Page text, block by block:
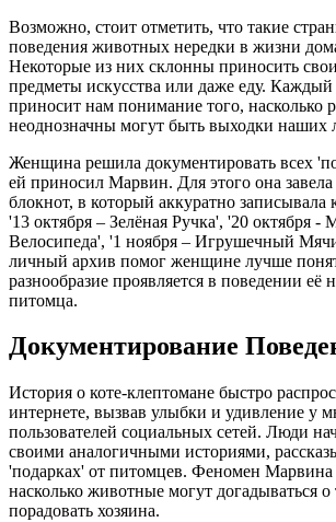
Возможно, стоит отметить, что такие
поведения животных нередки в жизни
Некоторые из них склонны приносить
предметы искусства или даже еду.
приносит нам понимание того, насколько
неоднозначны могут быть выходки наших
Женщина решила документировать всех
ей приносил Марвин. Для этого она
блокнот, в который аккуратно записывала
'13 октября – Зелёная Ручка', '20 октября -
Велосипеда', '1 ноября – Игрушечный
личный архив помог женщине лучше
разнообразие проявляется в поведении её
питомца.
Документирование
История о коте-клептомане быстро
интернете, вызвав улыбки и удивление у
пользователей социальных сетей. Люди
своими аналогичными историями,
'подарках' от питомцев. Феномен Марвина
насколько животные могут догадываться
порадовать хозяина.